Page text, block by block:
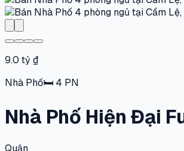
9.0 tỷ ₫
Nhà Phố🛏 4 PN
Nhà Phố Hiện Đại
Quận